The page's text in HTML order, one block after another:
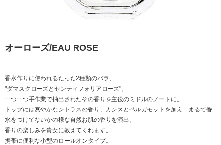
オーローズ/EAU ROSE
香水作りに使われるたった2種類のバラ。
"ダマスクローズとセンティフォリアローズ"。
一つ一つ手作業で抽出されたその香りを主役のミドルのノートに。
トップには爽やかなシトラスの香り、カシスとベルガモットを加え、まるで香
水をつけてないかの様な自然お肌の香りを演出。
香りの楽しみを貴女に教えてくれます。
携帯に便利な小型のロールオンタイプ。